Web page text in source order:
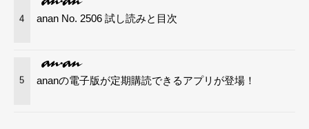
4 anan No. 2506 試し読みと目次
5 ananの電子版が定期購読できるアプリが登場！